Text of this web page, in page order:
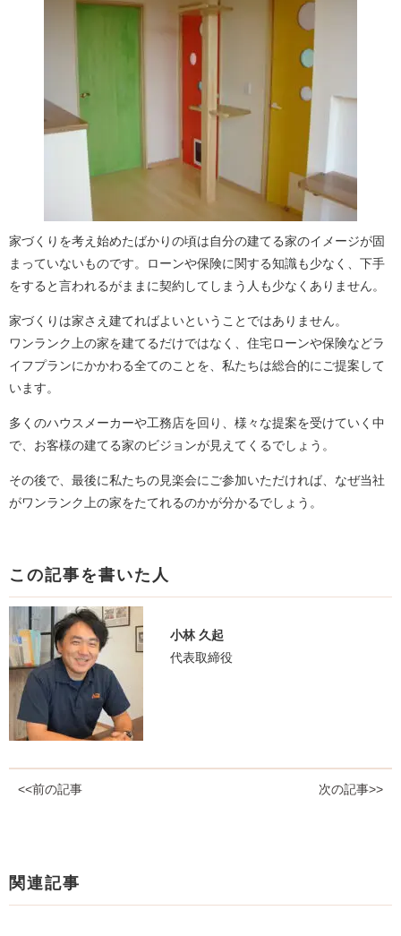
家づくりを考え始めたばかりの頃は自分の建てる家のイメージが固
まっていないものです。ローンや保険に関する知識も少なく、下手
をすると言われるがままに契約してしまう人も少なくありません。
家づくりは家さえ建てればよいということではありません。
ワンランク上の家を建てるだけではなく、住宅ローンや保険などラ
イフプランにかかわる全てのことを、私たちは総合的にご提案して
います。
多くのハウスメーカーや工務店を回り、様々な提案を受けていく中
で、お客様の建てる家のビジョンが見えてくるでしょう。
その後で、最後に私たちの見楽会にご参加いただければ、なぜ当社
がワンランク上の家をたてれるのかが分かるでしょう。
この記事を書いた人
小林 久起
代表取締役
<<前の記事 次の記事>>
関連記事